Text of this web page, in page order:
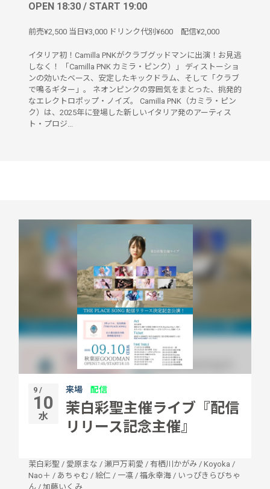
OPEN 18:30 / START 19:00
前売¥2,500 当日¥3,000 ドリンク代別¥600 配信¥2,000
イタリア初！Camilla PNKがクラブグッドマンに出演！お見逃
しなく！ 「Camilla PNK カミラ・ピンク）」 ディストーショ
ンの効いたベース、安定したキックドラム、そして「クラブ
で鳴るギター」。 ネオンピンクの雰囲気をまとった、挑発的
なエレクトロポップ・ノイズ。 Camilla PNK（カミラ・ピン
ク）は、2025年に登場した新しいイタリア発のアーティス
ト・プロジ...
9 /
10
水
来場 配信
茉白彩聖主催ライブ『配信
リリース記念主催』
茉白彩聖 / 愛原まな / 瀬戸万莉愛 / 有栖川かがみ / Koyoka /
Nao＋ / あちゃむ / 絵仁 / 一凛 / 福永幸海 / いっぴきらびちゃ
ん / 加藤いくみ